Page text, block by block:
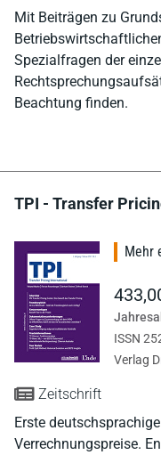
Mit Beiträgen zu
Spezialfragen der
Beachtung finden.
TPI - Transfer
Zeitschrift
Erste
Verrechnungspreise.
Mehr
ISSN
Verlag